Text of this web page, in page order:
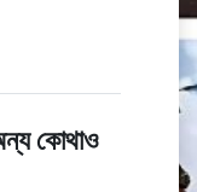
কোথাও